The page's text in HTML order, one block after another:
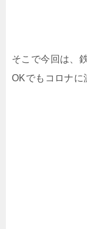
そこで今回は、
OKでもコロナに